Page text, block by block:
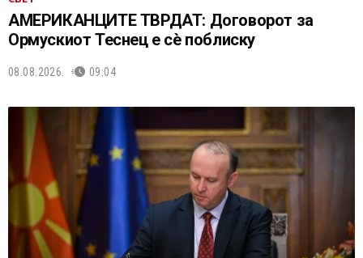
АМЕРИКАНЦИТЕ ТВРДАТ: Договорот за
Ормускиот Теснец е сè поблиску
08.08.2026. 09:04